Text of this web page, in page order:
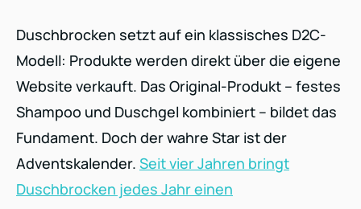
Duschbrocken setzt auf ein klassisches D2C-
Modell: Produkte werden direkt über die eigene
Website verkauft. Das Original-Produkt – festes
Shampoo und Duschgel kombiniert – bildet das
Fundament. Doch der wahre Star ist der
Adventskalender. Seit vier Jahren bringt
Duschbrocken jedes Jahr einen